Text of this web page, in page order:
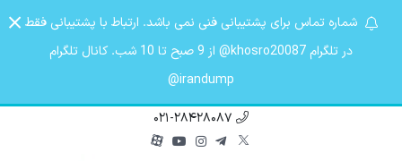
شماره تماس برای پشتیبانی فنی نمی باشد. ارتباط با پشتیبانی فقط
در تلگرام khosro20087@ از 9 صبح تا 10 شب. کانال تلگرام
irandump@
021-28428087